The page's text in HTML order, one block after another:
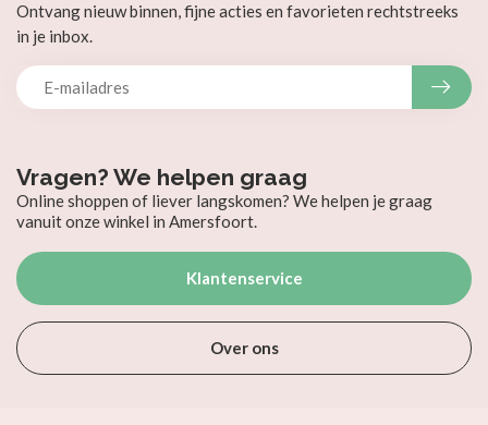
Vragen? We helpen graag
Online shoppen of liever langskomen? We helpen je graag
vanuit onze winkel in Amersfoort.
Klantenservice
Over ons
Ontvang nieuw binnen, fijne acties en favorieten rechtstreeks
in je inbox.